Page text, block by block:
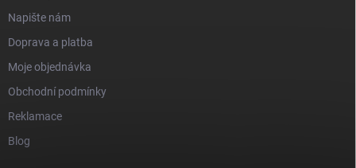
Napište nám
Doprava a platba
Moje objednávka
Obchodní podmínky
Reklamace
Blog